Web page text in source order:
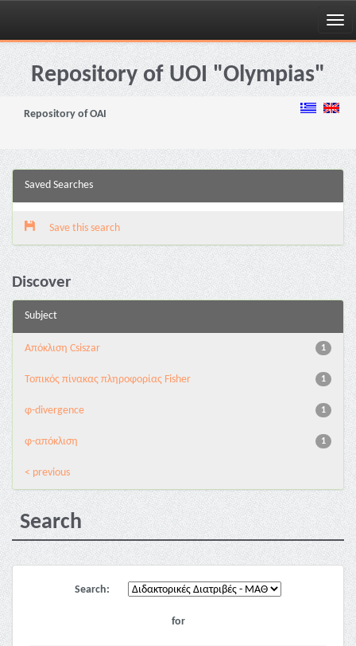
Skip
navigationRepository of UOI "Olympias"
Repository of OAI
Saved Searches
Save this search
Discover
Subject
1
Απόκλιση Csiszar
1
Τοπικός πίνακας πληροφορίας Fisher
1
φ-divergence
1
φ-απόκλιση
< previous
Search
Search:
for